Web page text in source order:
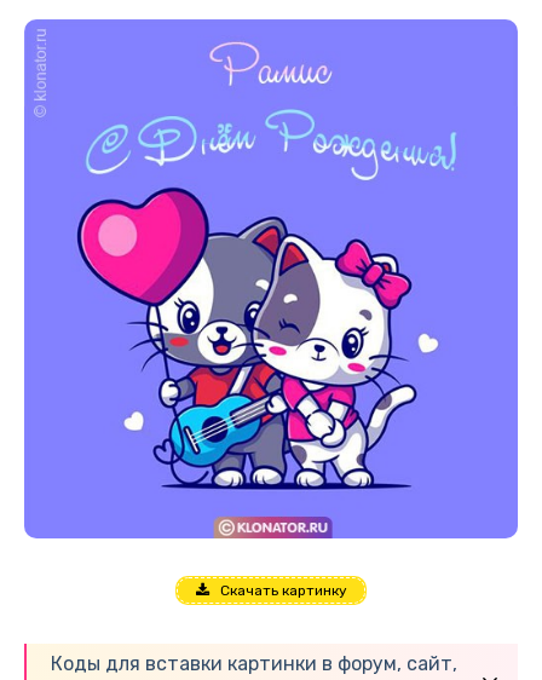
Скачать картинку
Коды для вставки картинки в форум, сайт,